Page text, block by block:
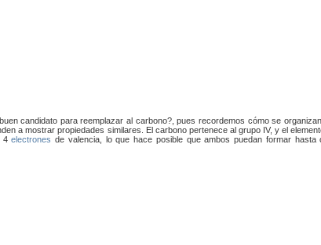
candidato para reemplazar al carbono?, pues recordemos cómo se
a mostrar propiedades similares. El carbono pertenece al grupo IV, y el
4electrones de valencia, lo que hace posible que ambos puedan formar hasta